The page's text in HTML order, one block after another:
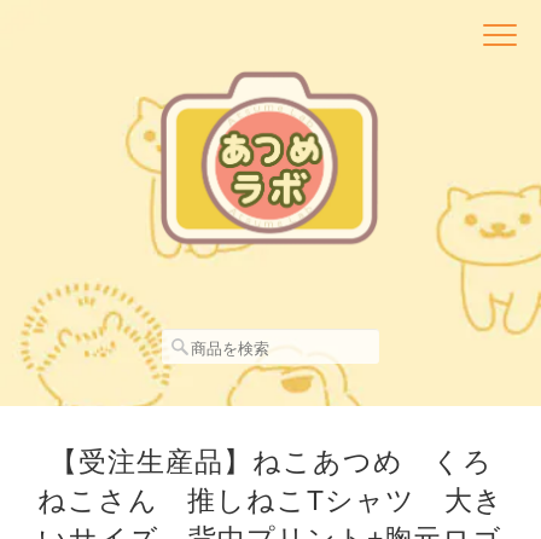
【受注生産品】ねこあつめ くろ
ねこさん 推しねこTシャツ 大き